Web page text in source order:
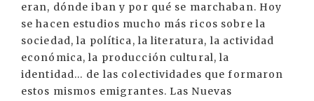
eran, dónde iban y por qué se marchaban. Hoy
se hacen estudios mucho más ricos sobre la
sociedad, la política, la literatura, la actividad
económica, la producción cultural, la
identidad… de las colectividades que formaron
estos mismos emigrantes. Las Nuevas